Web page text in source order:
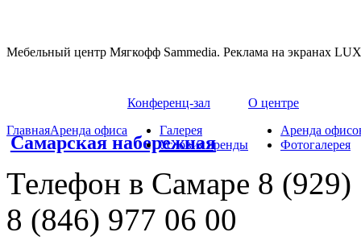
Самарская набережная
Мебельный центр Мягкофф Sammedia. Реклама на экранах LUX
ГлавнаяАренда офиса
Конференц-зал
Галерея
Условия аренды
О центре
Аренда
Фотогалерея
Телефон в Самаре 8 (929)
8 (846) 977 06 00